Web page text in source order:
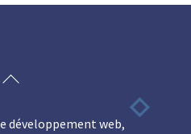
Back
Top
développement web,